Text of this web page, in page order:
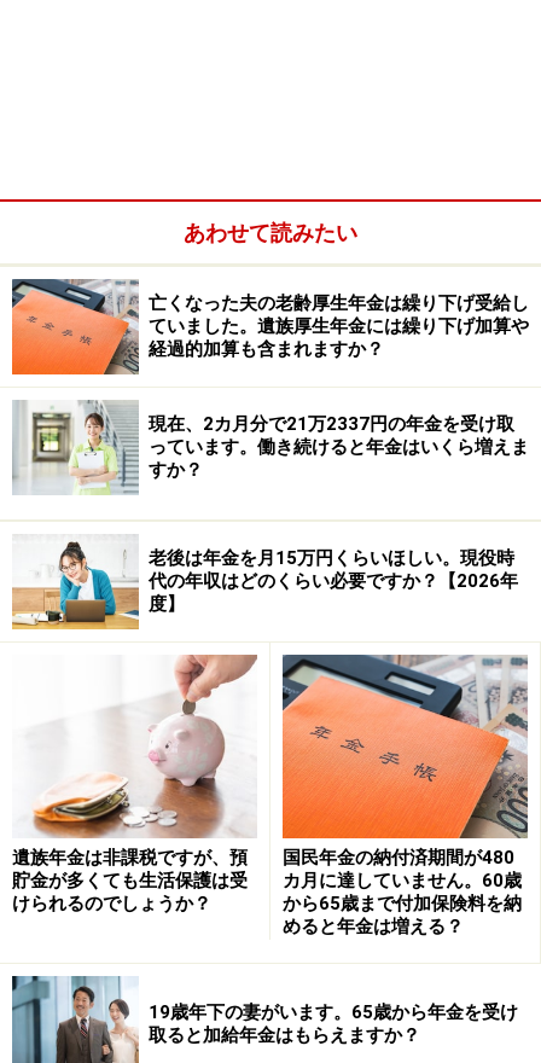
まず検討したいのが、医療費負担を軽減できる制度で
す。けいチャンさんは、逆流性食道炎や自律神経失調症
など、精神的な不調もあるとのことですので、精神科や
心療内科の専門医に相談し、「自立支援医療（精神通院
医療）」の対象になるか確認してみる方法があります。
自立支援医療が認定されると、精神科などの通院医療費
の自己負担が軽減され、原則1割負担になる場合があり
ます。
また、現在は持ち家とのことですが、固定資産税や維持
費の負担も続いているようです。場合によっては、持ち
家を売却し、公営住宅などへ住み替えることで、生活費
全体を抑えられる可能性があります。まとまった資金を
確保できるだけでなく、収入状況によっては家賃負担が
軽減されるケースもあります。
なお、現在すでに老齢年金を受給しているため、原則と
して新たに障害年金を請求することは難しいケースが多
いと考えられます。
生活保護が難しかった場合でも、自治体の福祉窓口や地
域包括支援センター、社会福祉協議会などで、医療費・
住居・生活支援について相談できる場合があります。1
人で抱え込まず、利用できる制度がないか改めて確認し
てみることも大切です。
まずは、体調を少しでも整え、医療費負担を軽減できる
あわせて読みたい
亡くなった夫の老齢厚生年金は繰り下げ受給し
ていました。遺族厚生年金には繰り下げ加算や
経過的加算も含まれますか？
現在、2カ月分で21万2337円の年金を受け取
っています。働き続けると年金はいくら増えま
すか？
老後は年金を月15万円くらいほしい。現役時
代の年収はどのくらい必要ですか？【2026年
度】
遺族年金は非課税ですが、預
貯金が多くても生活保護は受
けられるのでしょうか？
国民年金の納付済期間が480
カ月に達していません。60歳
から65歳まで付加保険料を納
めると年金は増える？
19歳年下の妻がいます。65歳から年金を受け
取ると加給年金はもらえますか？